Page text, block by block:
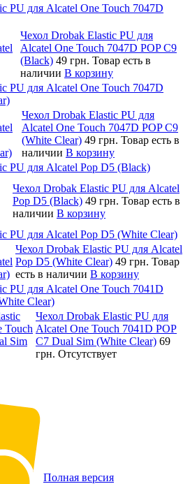
PU для Alcatel One Touch 7047D
Чехол Drobak Elastic PU для
Alcatel One Touch 7047D POP C9
(Black) 49 грн. Товар есть в
наличии В корзину
PU для Alcatel One Touch 7047D
Чехол Drobak Elastic PU для
Alcatel One Touch 7047D POP C9
(White Clear) 49 грн. Товар есть в
наличии В корзину
PU для Alcatel Pop D5 (Black)
Чехол Drobak Elastic PU для Alcatel
Pop D5 (Black) 49 грн. Товар есть в
наличии В корзину
PU для Alcatel Pop D5 (White Clear)
Чехол Drobak Elastic PU для Alcatel
Pop D5 (White Clear) 49 грн. Товар
есть в наличии В корзину
PU для Alcatel One Touch 7041D
Clear)
Чехол Drobak Elastic PU для
Alcatel One Touch 7041D POP
C7 Dual Sim (White Clear) 69
грн. Отсутствует
Полная версия